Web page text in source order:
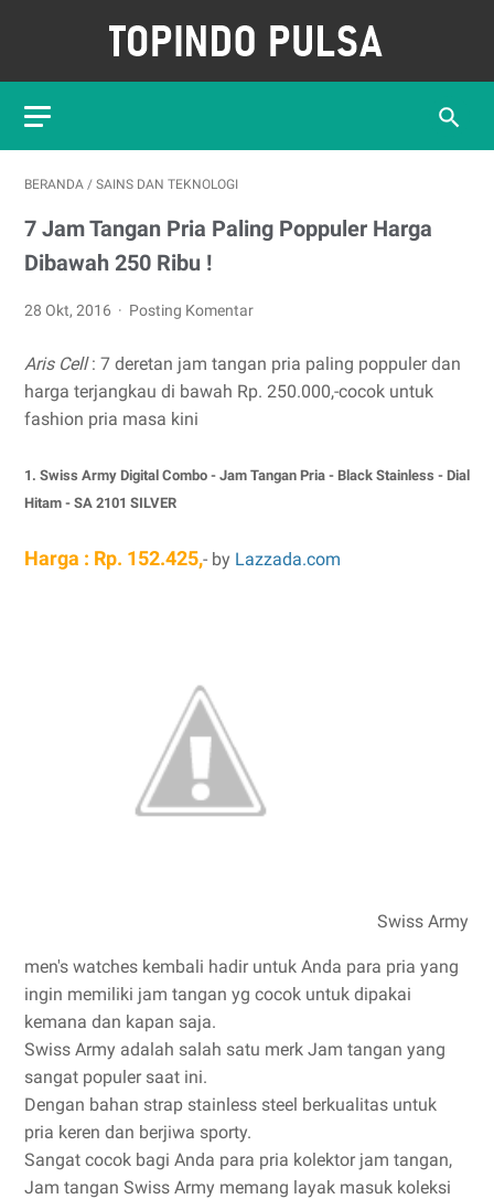
BERANDA / SAINS DAN TEKNOLOGI
7 Jam Tangan Pria Paling Poppuler Harga
Dibawah 250 Ribu !
28 Okt, 2016 Posting Komentar
Aris Cell: 7 deretan jam tangan pria paling poppuler dan
harga terjangkau di bawah Rp. 250.000,-cocok untuk
fashion pria masa kini
1. Swiss Army Digital Combo - Jam Tangan Pria - Black Stainless - Dial
Hitam - SA 2101 SILVER
Harga : Rp. 152.425,- by Lazzada.com
Swiss Army
men's watches kembali hadir untuk Anda para pria yang
ingin memiliki jam tangan yg cocok untuk dipakai
kemana dan kapan saja.
Swiss Army adalah salah satu merk Jam tangan yang
sangat populer saat ini.
Dengan bahan strap stainless steel berkualitas untuk
pria keren dan berjiwa sporty.
Sangat cocok bagi Anda para pria kolektor jam tangan,
Jam tangan Swiss Army memang layak masuk koleksi